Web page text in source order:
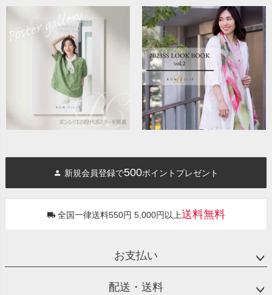
新規会員登録で500ポイントプレゼント
全国一律送料550円 5,000円以上送料無料
お支払い
配送・送料